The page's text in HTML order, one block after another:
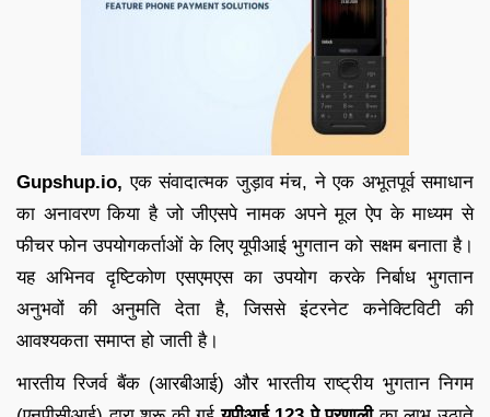
Gupshup.io, एक संवादात्मक जुड़ाव मंच, ने एक अभूतपूर्व समाधान
का अनावरण किया है जो जीएसपे नामक अपने मूल ऐप के माध्यम से
फीचर फोन उपयोगकर्ताओं के लिए यूपीआई भुगतान को सक्षम बनाता है।
यह अभिनव दृष्टिकोण एसएमएस का उपयोग करके निर्बाध भुगतान
अनुभवों की अनुमति देता है, जिससे इंटरनेट कनेक्टिविटी की
आवश्यकता समाप्त हो जाती है।
भारतीय रिजर्व बैंक (आरबीआई) और भारतीय राष्ट्रीय भुगतान निगम